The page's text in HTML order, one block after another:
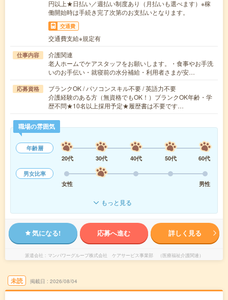
円以上★日払い／週払い制度あり（月払いも選べます）※稼
働開始時は手続き完了次第のお支払いとなります。
交通費
交通費支給※規定有
仕事内容
介護関連
老人ホームでケアスタッフをお願いします。・食事やお手洗
いのお手伝い・就寝前の水分補給・利用者さまが安…
応募資格
ブランクOK / パソコンスキル不要 / 英語力不要
介護経験のある方（無資格でもOK！）ブランクOK年齢・学
歴不問★10名以上採用予定★履歴書は不要です…
職場の雰囲気
年齢層
20代
30代 40代 50代
60代
男女比率
女性
男性
もっと見る
気になる! 応募へ進む 詳しく見る
派遣会社 マンパワーグループ株式会社 ケアサービス事業部 （医療福祉介護関連）
未読 掲載日 2026/08/04